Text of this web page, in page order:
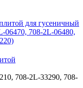
708-2L-33290, 708-